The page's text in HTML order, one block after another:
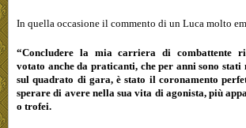
In quella occasione il commento di un Luca molto
“Concludere la mia carriera di combattente
votato anche da praticanti, che per anni sono
sul quadrato di gara, è stato il coronamento
sperare di avere nella sua vita di agonista, più
o trofei.